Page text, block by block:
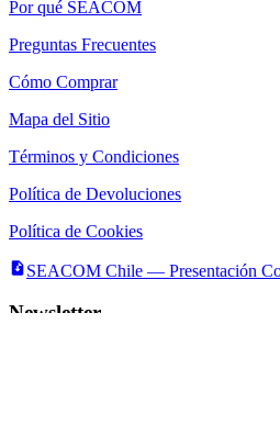
Por qué SEACOM
Preguntas Frecuentes
Cómo Comprar
Mapa del Sitio
Términos y Condiciones
Política de Devoluciones
Política de Cookies
SEACOM Chile — Presentación
Newsletter